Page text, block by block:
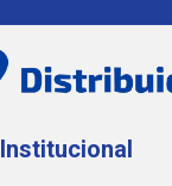
Institucional